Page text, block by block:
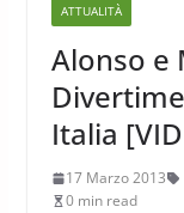
ATTUALITÀ
Alonso e
Italia
17 Marzo 2013
0 min read